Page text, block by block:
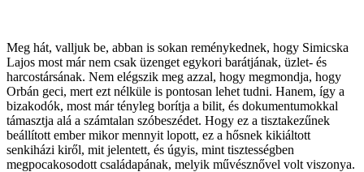
Meg hát, valljuk be, abban is sokan reménykednek, hogy Simicska
Lajos most már nem csak üzenget egykori barátjának, üzlet- és
harcostársának. Nem elégszik meg azzal, hogy megmondja, hogy
Orbán geci, mert ezt nélküle is pontosan lehet tudni. Hanem, így a
bizakodók, most már tényleg borítja a bilit, és dokumentumokkal
támasztja alá a számtalan szóbeszédet. Hogy ez a tisztakezűnek
beállított ember mikor mennyit lopott, ez a hősnek kikiáltott
senkiházi kiről, mit jelentett, és úgyis, mint tisztességben
megpocakosodott családapának, melyik művésznővel volt viszonya.